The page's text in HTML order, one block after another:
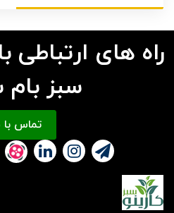
راه های ارتباطی
سبز بام
تماس با